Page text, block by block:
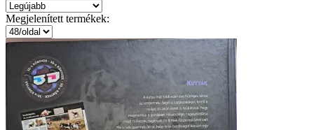
Megjelenített termékek: